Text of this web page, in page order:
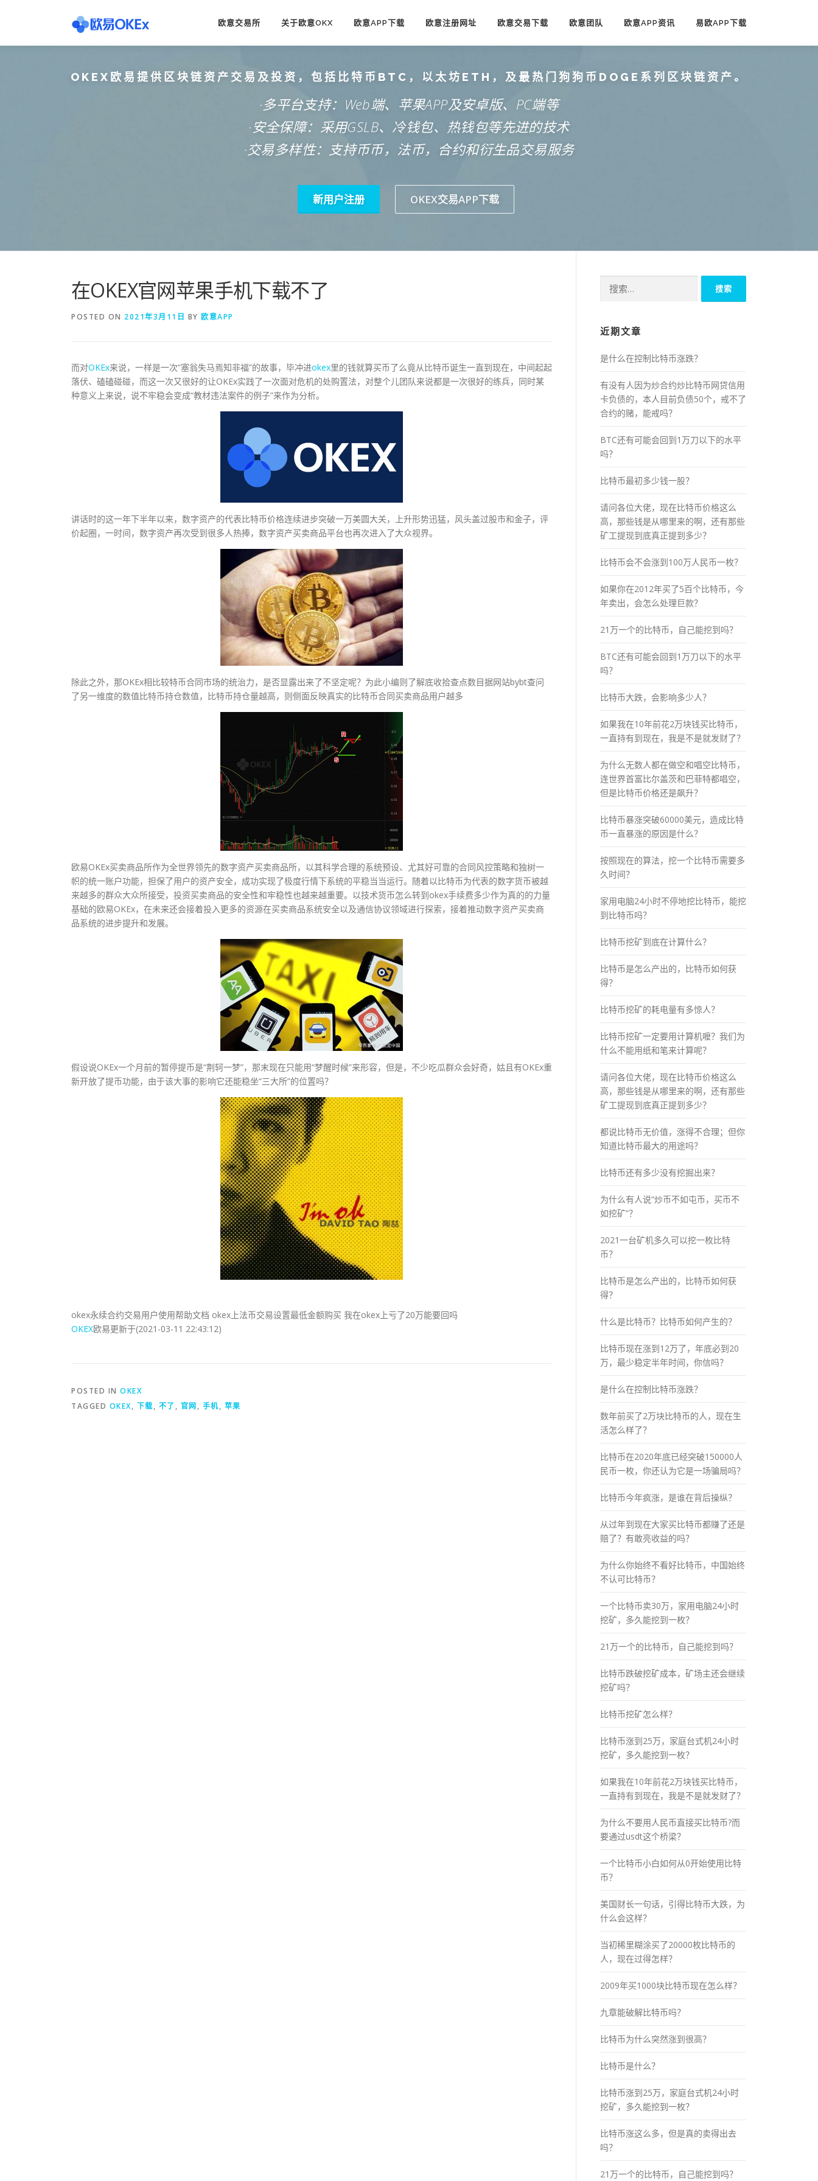
欧意交易所 关于欧意OKX 欧意APP下载 欧意注册网址 欧意交易下载 欧意团队 欧意APP资讯 易欧APP下载
OKEX欧易提供区块链资产交易及投资，包括比特币BTC，以太坊ETH，及最热门狗狗币DOGE系列区块链资产。
·多平台支持：Web端、苹果APP及安卓版、PC端等
·安全保障：采用GSLB、冷钱包、热钱包等先进的技术
·交易多样性：支持币币，法币，合约和衍生品交易服务
新用户注册 OKEX交易APP下载
在OKEX官网苹果手机下载不了
POSTED ON 2021年3月11日 BY 欧意APP
而对OKEx来说，一样是一次“塞翁失马焉知非福”的故事，毕冲进okex里的钱就算买币了么竟从比特币诞生一直到现在，中间起起
落伏、磕磕碰碰，而这一次又很好的让OKEx实践了一次面对危机的处购置法，对整个儿团队来说都是一次很好的练兵，同时某
种意义上来说，说不牢稳会变成“教材违法案件的例子”来作为分析。
讲话时的这一年下半年以来，数字资产的代表比特币价格连续进步突破一万美圆大关，上升形势迅猛，风头盖过股市和金子，评
价起圈，一时间，数字资产再次受到很多人热捧，数字资产买卖商品平台也再次进入了大众视界。
除此之外，那OKEx相比较特币合同市场的统治力，是否显露出来了不坚定呢？为此小编则了解底收拾查点数目据网站bybt查问
了另一维度的数值比特币持仓数值，比特币持仓量越高，则侧面反映真实的比特币合同买卖商品用户越多
欧易OKEx买卖商品所作为全世界领先的数字资产买卖商品所，以其科学合理的系统预设、尤其好可靠的合同风控策略和独树一
帜的统一账户功能，担保了用户的资产安全，成功实现了极度行情下系统的平稳当当运行。随着以比特币为代表的数字货币被越
来越多的群众大众所接受，投资买卖商品的安全性和牢稳性也越来越重要。以技术货币怎么转到okex手续费多少作为真的的力量
基础的欧易OKEx，在未来还会接着投入更多的资源在买卖商品系统安全以及通信协议领域进行探索，接着推动数字资产买卖商
品系统的进步提升和发展。
假设说OKEx一个月前的暂停提币是“荆轲一梦”，那末现在只能用“梦醒时候”来形容，但是，不少吃瓜群众会好奇，姑且有OKEx重
新开放了提币功能，由于该大事的影响它还能稳坐“三大所”的位置吗？
okex永续合约交易用户使用帮助文档 okex上法币交易设置最低金额购买 我在okex上亏了20万能要回吗
OKEX欧易更新于(2021-03-11 22:43:12)
POSTED IN OKEX
TAGGED OKEX, 下载, 不了 , 官网, 手机, 苹果
索：
近期文章
是什么在控制比特币涨跌？
有没有人因为炒合约炒比特币网贷信用
卡负债的，本人目前负债50个，戒不了
合约的赌，能戒吗？
BTC还有可能会回到1万刀以下的水平
吗？
比特币最初多少钱一股？
请问各位大佬，现在比特币价格这么
高，那些钱是从哪里来的啊，还有那些
矿工提现到底真正提到多少？
比特币会不会涨到100万人民币一枚？
如果你在2012年买了5百个比特币，今
年卖出，会怎么处理巨款？
21万一个的比特币，自己能挖到吗？
BTC还有可能会回到1万刀以下的水平
吗？
比特币大跌，会影响多少人？
如果我在10年前花2万块钱买比特币，
一直持有到现在，我是不是就发财了？
为什么无数人都在做空和唱空比特币，
连世界首富比尔盖茨和巴菲特都唱空，
但是比特币价格还是飙升？
比特币暴涨突破60000美元，造成比特
币一直暴涨的原因是什么？
按照现在的算法，挖一个比特币需要多
久时间？
家用电脑24小时不停地挖比特币，能挖
到比特币吗？
比特币挖矿到底在计算什么？
比特币是怎么产出的，比特币如何获
得？
比特币挖矿的耗电量有多惊人？
比特币挖矿一定要用计算机嚒？我们为
什么不能用纸和笔来计算呢？
请问各位大佬，现在比特币价格这么
高，那些钱是从哪里来的啊，还有那些
矿工提现到底真正提到多少？
都说比特币无价值，涨得不合理；但你
知道比特币最大的用途吗？
比特币还有多少没有挖掘出来？
为什么有人说“炒币不如屯币，买币不
如挖矿”？
2021一台矿机多久可以挖一枚比特
币？
比特币是怎么产出的，比特币如何获
得？
什么是比特币？比特币如何产生的？
比特币现在涨到12万了，年底必到20
万，最少稳定半年时间，你信吗？
是什么在控制比特币涨跌？
数年前买了2万块比特币的人，现在生
活怎么样了？
比特币在2020年底已经突破150000人
民币一枚，你还认为它是一场骗局吗？
比特币今年疯涨，是谁在背后操纵？
从过年到现在大家买比特币都赚了还是
赔了？有敢亮收益的吗？
为什么你始终不看好比特币，中国始终
不认可比特币？
一个比特币卖30万，家用电脑24小时
挖矿，多久能挖到一枚？
21万一个的比特币，自己能挖到吗？
比特币跌破挖矿成本，矿场主还会继续
挖矿吗？
比特币挖矿怎么样？
比特币涨到25万，家庭台式机24小时
挖矿，多久能挖到一枚？
如果我在10年前花2万块钱买比特币，
一直持有到现在，我是不是就发财了？
为什么不要用人民币直接买比特币?而
要通过usdt这个桥梁？
一个比特币小白如何从0开始使用比特
币？
美国财长一句话，引得比特币大跌，为
什么会这样？
当初稀里糊涂买了20000枚比特币的
人，现在过得怎样？
2009年买1000块比特币现在怎么样？
九章能破解比特币吗？
比特币为什么突然涨到很高？
比特币是什么？
比特币涨到25万，家庭台式机24小时
挖矿，多久能挖到一枚？
比特币涨这么多，但是真的卖得出去
吗？
21万一个的比特币，自己能挖到吗？